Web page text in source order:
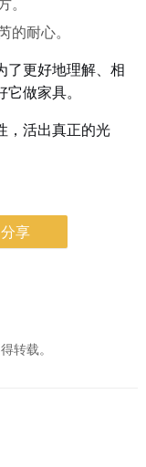
。
的耐心。
了更好地理解、相
做家具。
，活出真正的光
分享
转载。